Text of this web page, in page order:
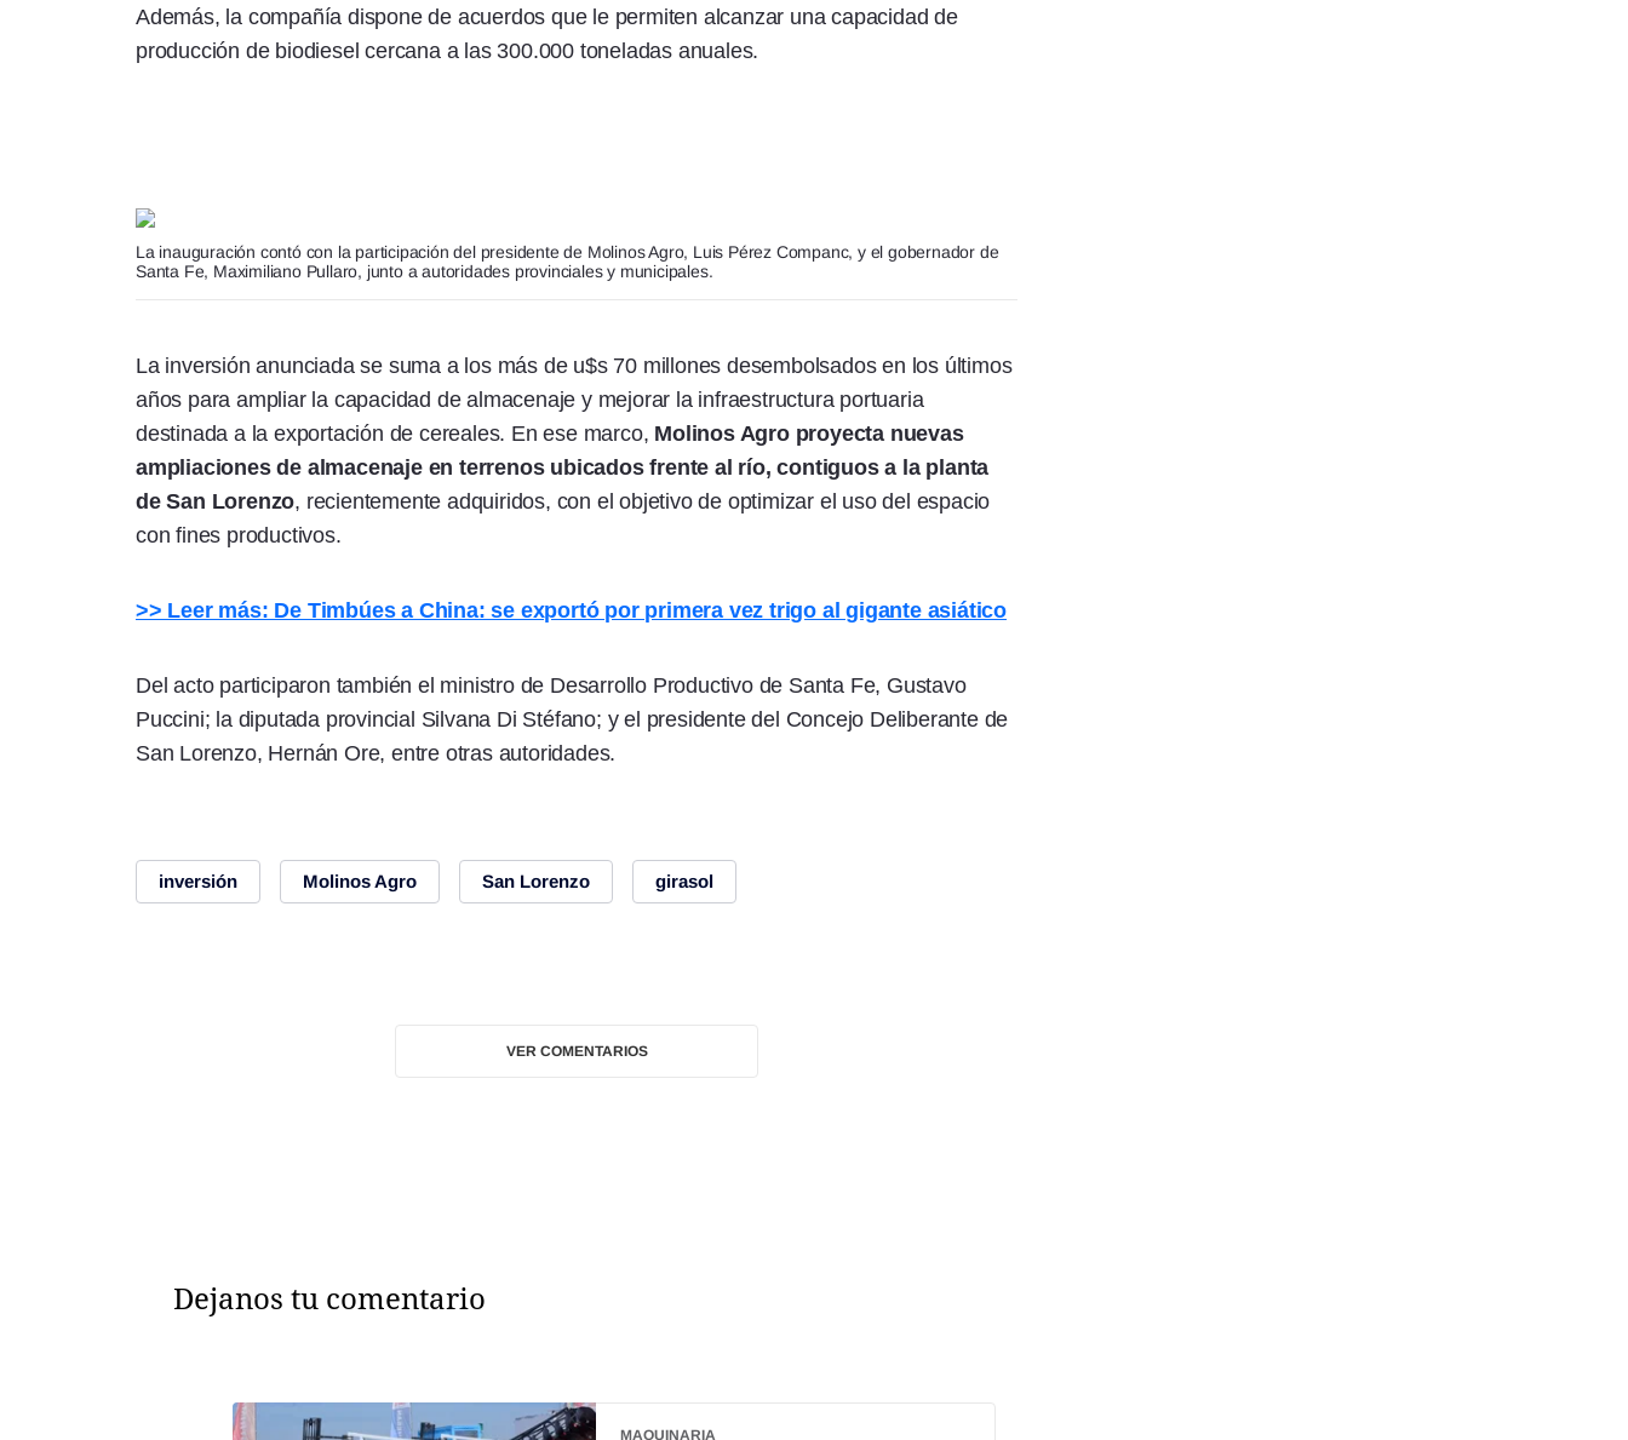
Además, la compañía dispone de acuerdos que le permiten alcanzar una capacidad de
producción de biodiesel cercana a las 300.000 toneladas anuales.
La inauguración contó con la participación del presidente de Molinos Agro, Luis Pérez Companc, y el gobernador de
Santa Fe, Maximiliano Pullaro, junto a autoridades provinciales y municipales.
La inversión anunciada se suma a los más de u$s 70 millones desembolsados en los últimos
años para ampliar la capacidad de almacenaje y mejorar la infraestructura portuaria
destinada a la exportación de cereales. En ese marco, Molinos Agro proyecta nuevas
ampliaciones de almacenaje en terrenos ubicados frente al río, contiguos a la planta
de San Lorenzo, recientemente adquiridos, con el objetivo de optimizar el uso del espacio
con fines productivos.
>> Leer más: De Timbúes a China: se exportó por primera vez trigo al gigante asiático
Del acto participaron también el ministro de Desarrollo Productivo de Santa Fe, Gustavo
Puccini; la diputada provincial Silvana Di Stéfano; y el presidente del Concejo Deliberante de
San Lorenzo, Hernán Ore, entre otras autoridades.
inversión Molinos Agro San Lorenzo girasol
VER COMENTARIOS
Dejanos tu comentario
MAQUINARIA